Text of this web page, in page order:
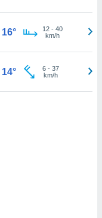
16° 12- 40
km/h
14° 6- 37
km/h